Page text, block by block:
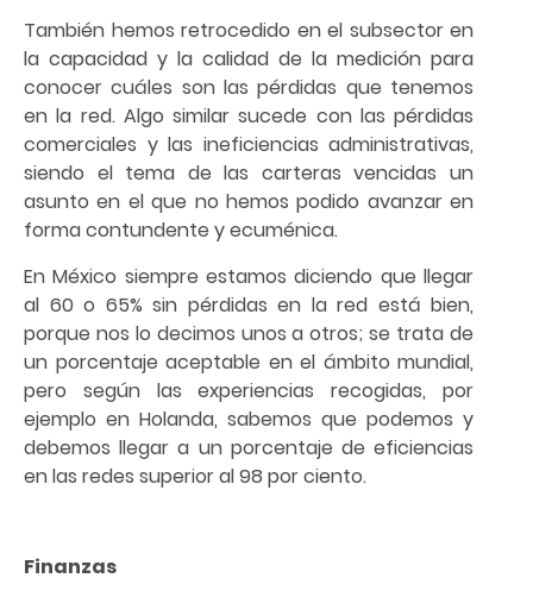
También hemos retrocedido en el subsector en
la capacidad y la calidad de la medición para
conocer cuáles son las pérdidas que tenemos
en la red. Algo similar sucede con las pérdidas
comerciales y las ineficiencias administrativas,
siendo el tema de las carteras vencidas un
asunto en el que no hemos podido avanzar en
forma contundente y ecuménica.
En México siempre estamos diciendo que llegar
al 60 o 65% sin pérdidas en la red está bien,
porque nos lo decimos unos a otros; se trata de
un porcentaje aceptable en el ámbito mundial,
pero según las experiencias recogidas, por
ejemplo en Holanda, sabemos que podemos y
debemos llegar a un porcentaje de eficiencias
en las redes superior al 98 por ciento.
Finanzas